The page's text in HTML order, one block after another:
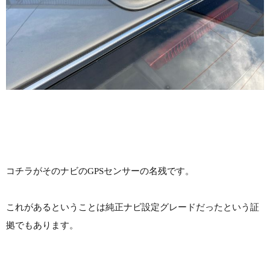
コチラがそのナビのGPSセンサーの名残です。
これがあるということは純正ナビ設定グレードだったという証
拠でもあります。